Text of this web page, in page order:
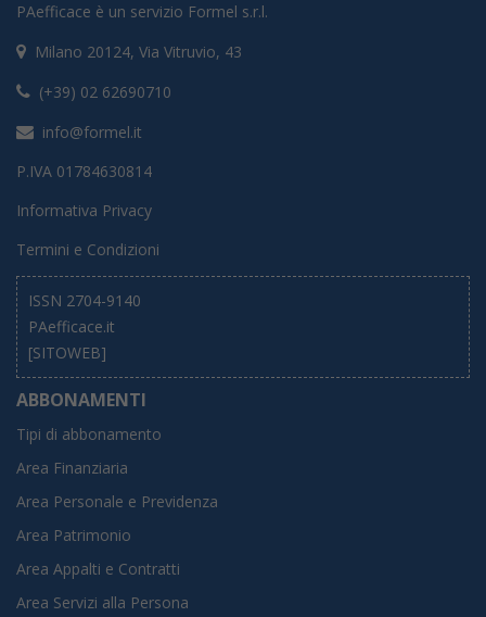
PAefficace è un servizio Formel s.r.l.
Milano 20124, Via Vitruvio, 43
(+39) 02 62690710
info@formel.it
P.IVA 01784630814
Informativa Privacy
Termini e Condizioni
ISSN 2704-9140
PAefficace.it
[SITOWEB]
ABBONAMENTI
Tipi di abbonamento
Area Finanziaria
Area Personale e Previdenza
Area Patrimonio
Area Appalti e Contratti
Area Servizi alla Persona